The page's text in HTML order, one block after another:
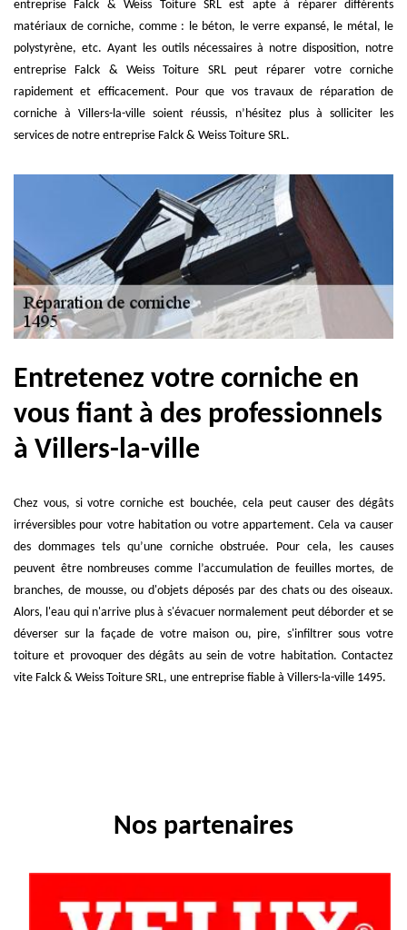
entreprise Falck & Weiss Toiture SRL est apte à réparer différents
matériaux de corniche, comme : le béton, le verre expansé, le métal, le
polystyrène, etc. Ayant les outils nécessaires à notre disposition, notre
entreprise Falck & Weiss Toiture SRL peut réparer votre corniche
rapidement et efficacement. Pour que vos travaux de réparation de
corniche à Villers-la-ville soient réussis, n’hésitez plus à solliciter les
services de notre entreprise Falck & Weiss Toiture SRL.
Entretenez votre corniche en
vous fiant à des professionnels
à Villers-la-ville
Chez vous, si votre corniche est bouchée, cela peut causer des dégâts
irréversibles pour votre habitation ou votre appartement. Cela va causer
des dommages tels qu’une corniche obstruée. Pour cela, les causes
peuvent être nombreuses comme l’accumulation de feuilles mortes, de
branches, de mousse, ou d'objets déposés par des chats ou des oiseaux.
Alors, l'eau qui n'arrive plus à s'évacuer normalement peut déborder et se
déverser sur la façade de votre maison ou, pire, s'infiltrer sous votre
toiture et provoquer des dégâts au sein de votre habitation. Contactez
vite Falck & Weiss Toiture SRL, une entreprise fiable à Villers-la-ville 1495.
Nos partenaires